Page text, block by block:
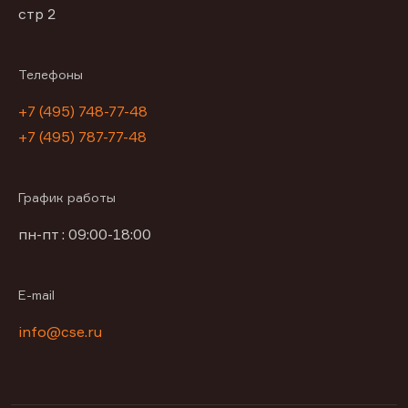
стр 2
Телефоны
+7 (495) 748-77-48
+7 (495) 787-77-48
График работы
пн-пт : 09:00-18:00
E-mail
info@cse.ru